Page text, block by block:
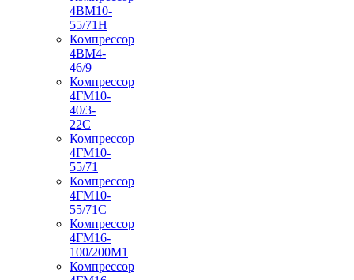
4ВМ10-
55/71Н
Компрессор
4ВМ4-
46/9
Компрессор
4ГМ10-
40/3-
22С
Компрессор
4ГМ10-
55/71
Компрессор
4ГМ10-
55/71С
Компрессор
4ГМ16-
100/200М1
Компрессор